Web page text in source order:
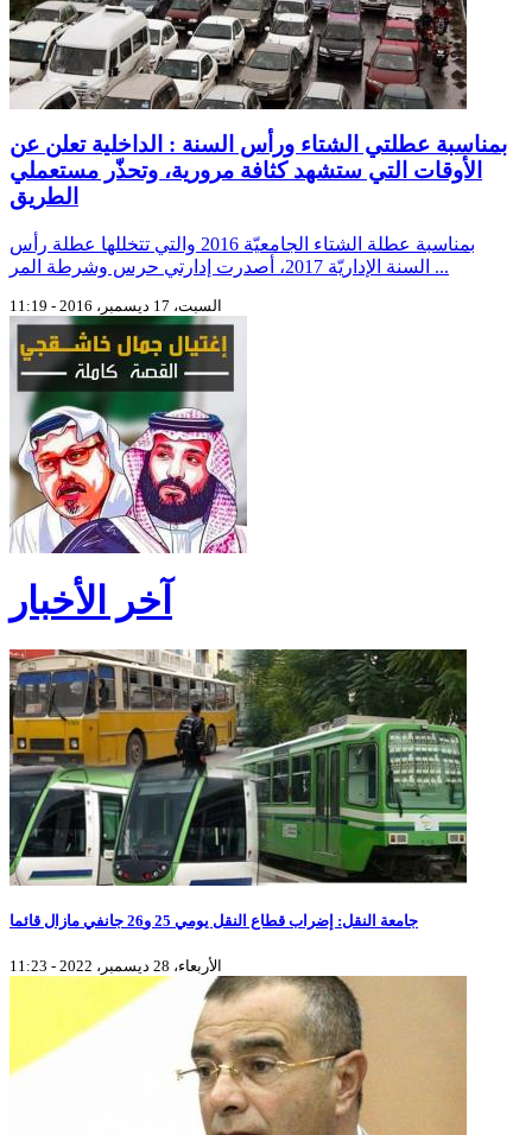
بمناسبة عطلتي الشتاء ورأس السنة : الداخلية تعلن عن
الأوقات التي ستشهد كثافة مرورية، وتحذّر مستعملي
الطريق
بمناسبة عطلة الشتاء الجامعيّة 2016 والتي تتخللها عطلة رأس
السنة الإداريّة 2017، أصدرت إدارتي حرس وشرطة المر ...
السبت، 17 ديسمبر، 2016 - 11:19
آخر الأخبار
جامعة النقل: إضراب قطاع النقل يومي 25 و26 جانفي مازال قائما
الأربعاء، 28 ديسمبر، 2022 - 11:23